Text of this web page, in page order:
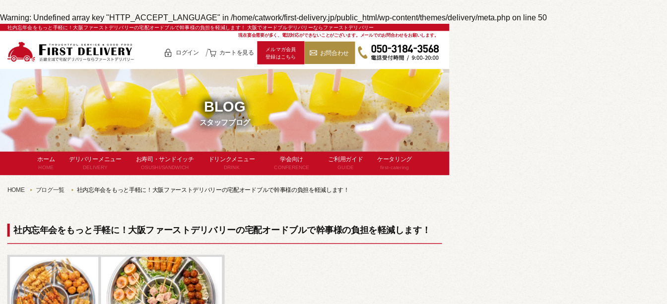
Warning: Undefined array key "HTTP_ACCEPT_LANGUAGE" in /home/catwork/first-delivery.jp/public_html/wp-content/themes/delivery/meta.php on line 50
社内忘年会をもっと手軽に！大阪ファーストデリバリーの宅配オードブルで幹事様の負担を軽減します！ 大阪でオードブルデリバリーならファーストデリバリー
ログイン カートを見る
メルマガ会員
登録はこちら
お問合わせ
050-3184-3568
現在宴会需要が多く、電話対応ができないことがございます。 メールでのお問合わせをお願いします。
BLOG
スタッフブログ
ホーム
HOME
デリバリーメニュー
DELIVERY
カップディッシュ
*個包装タイプ
お寿司・サンドイッチ
OSUSHI/SANDWICH
ドリンクメニュー
DRINK
(サービススタッフ付)
学会向け
CONFERENCE
ドライフード
ドリンクメニュー
ご利用ガイド
GUIDE
デリバリーの違い
ケータリング
first-catering
HOME ブログ一覧 社内忘年会をもっと手軽に！大阪ファーストデリバリーの宅配オードブルで幹事様の負担を軽減します！
社内忘年会をもっと手軽に！大阪ファーストデリバリーの宅配オードブルで幹事様の負担を軽減します！